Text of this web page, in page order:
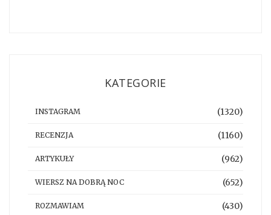
KATEGORIE
INSTAGRAM (1320)
RECENZJA (1160)
ARTYKUŁY (962)
WIERSZ NA DOBRĄ NOC (652)
ROZMAWIAM (430)